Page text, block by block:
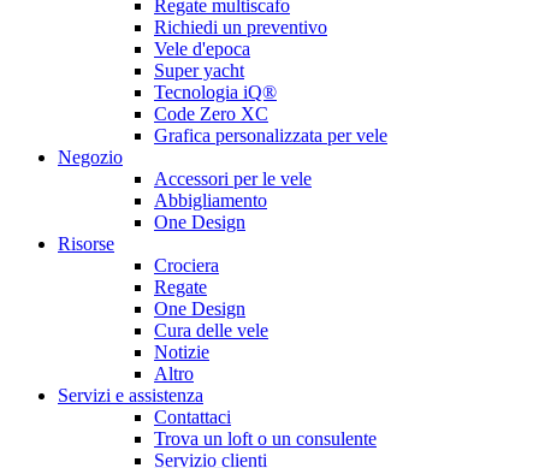
Regate multiscafo
Richiedi un preventivo
Vele d'epoca
Super yacht
Tecnologia iQ®
Code Zero XC
Grafica personalizzata per vele
Negozio
Accessori per le vele
Abbigliamento
One Design
Risorse
Crociera
Regate
One Design
Cura delle vele
Notizie
Altro
Servizi e assistenza
Contattaci
Trova un loft o un consulente
Servizio clienti